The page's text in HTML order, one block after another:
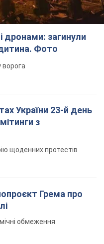
дронами: загинули
Фото
ворога
України 23-й день
з
щоденних протестів
Грема про
обмеження